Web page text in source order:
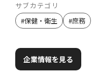
サブカテゴリ
#保健・衛生 #庶務
企業情報を見る